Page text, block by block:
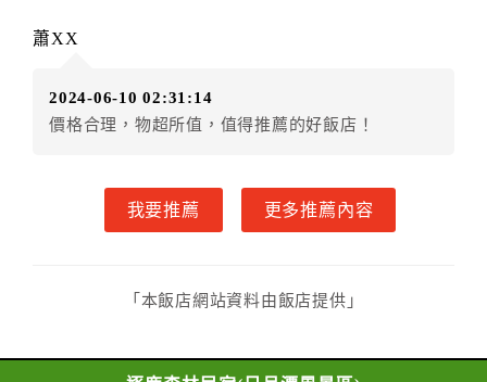
第四條（入住、退房時間）
第五條（付款方式）
甲、乙雙方同意本契約之付款方式依乙方提供方
第六條（定金或預收房價總金額之收取）
乙方接受甲方訂房後，甲方入住前，乙方預收取房
甲方解約時，應通知乙方，並得要求乙方依下列標
蕭XX
2024-06-10 02:31:14
價格合理，物超所值，值得推薦的好飯店！
我要推薦 更多推薦內容
「本飯店網站資料由飯店提供」